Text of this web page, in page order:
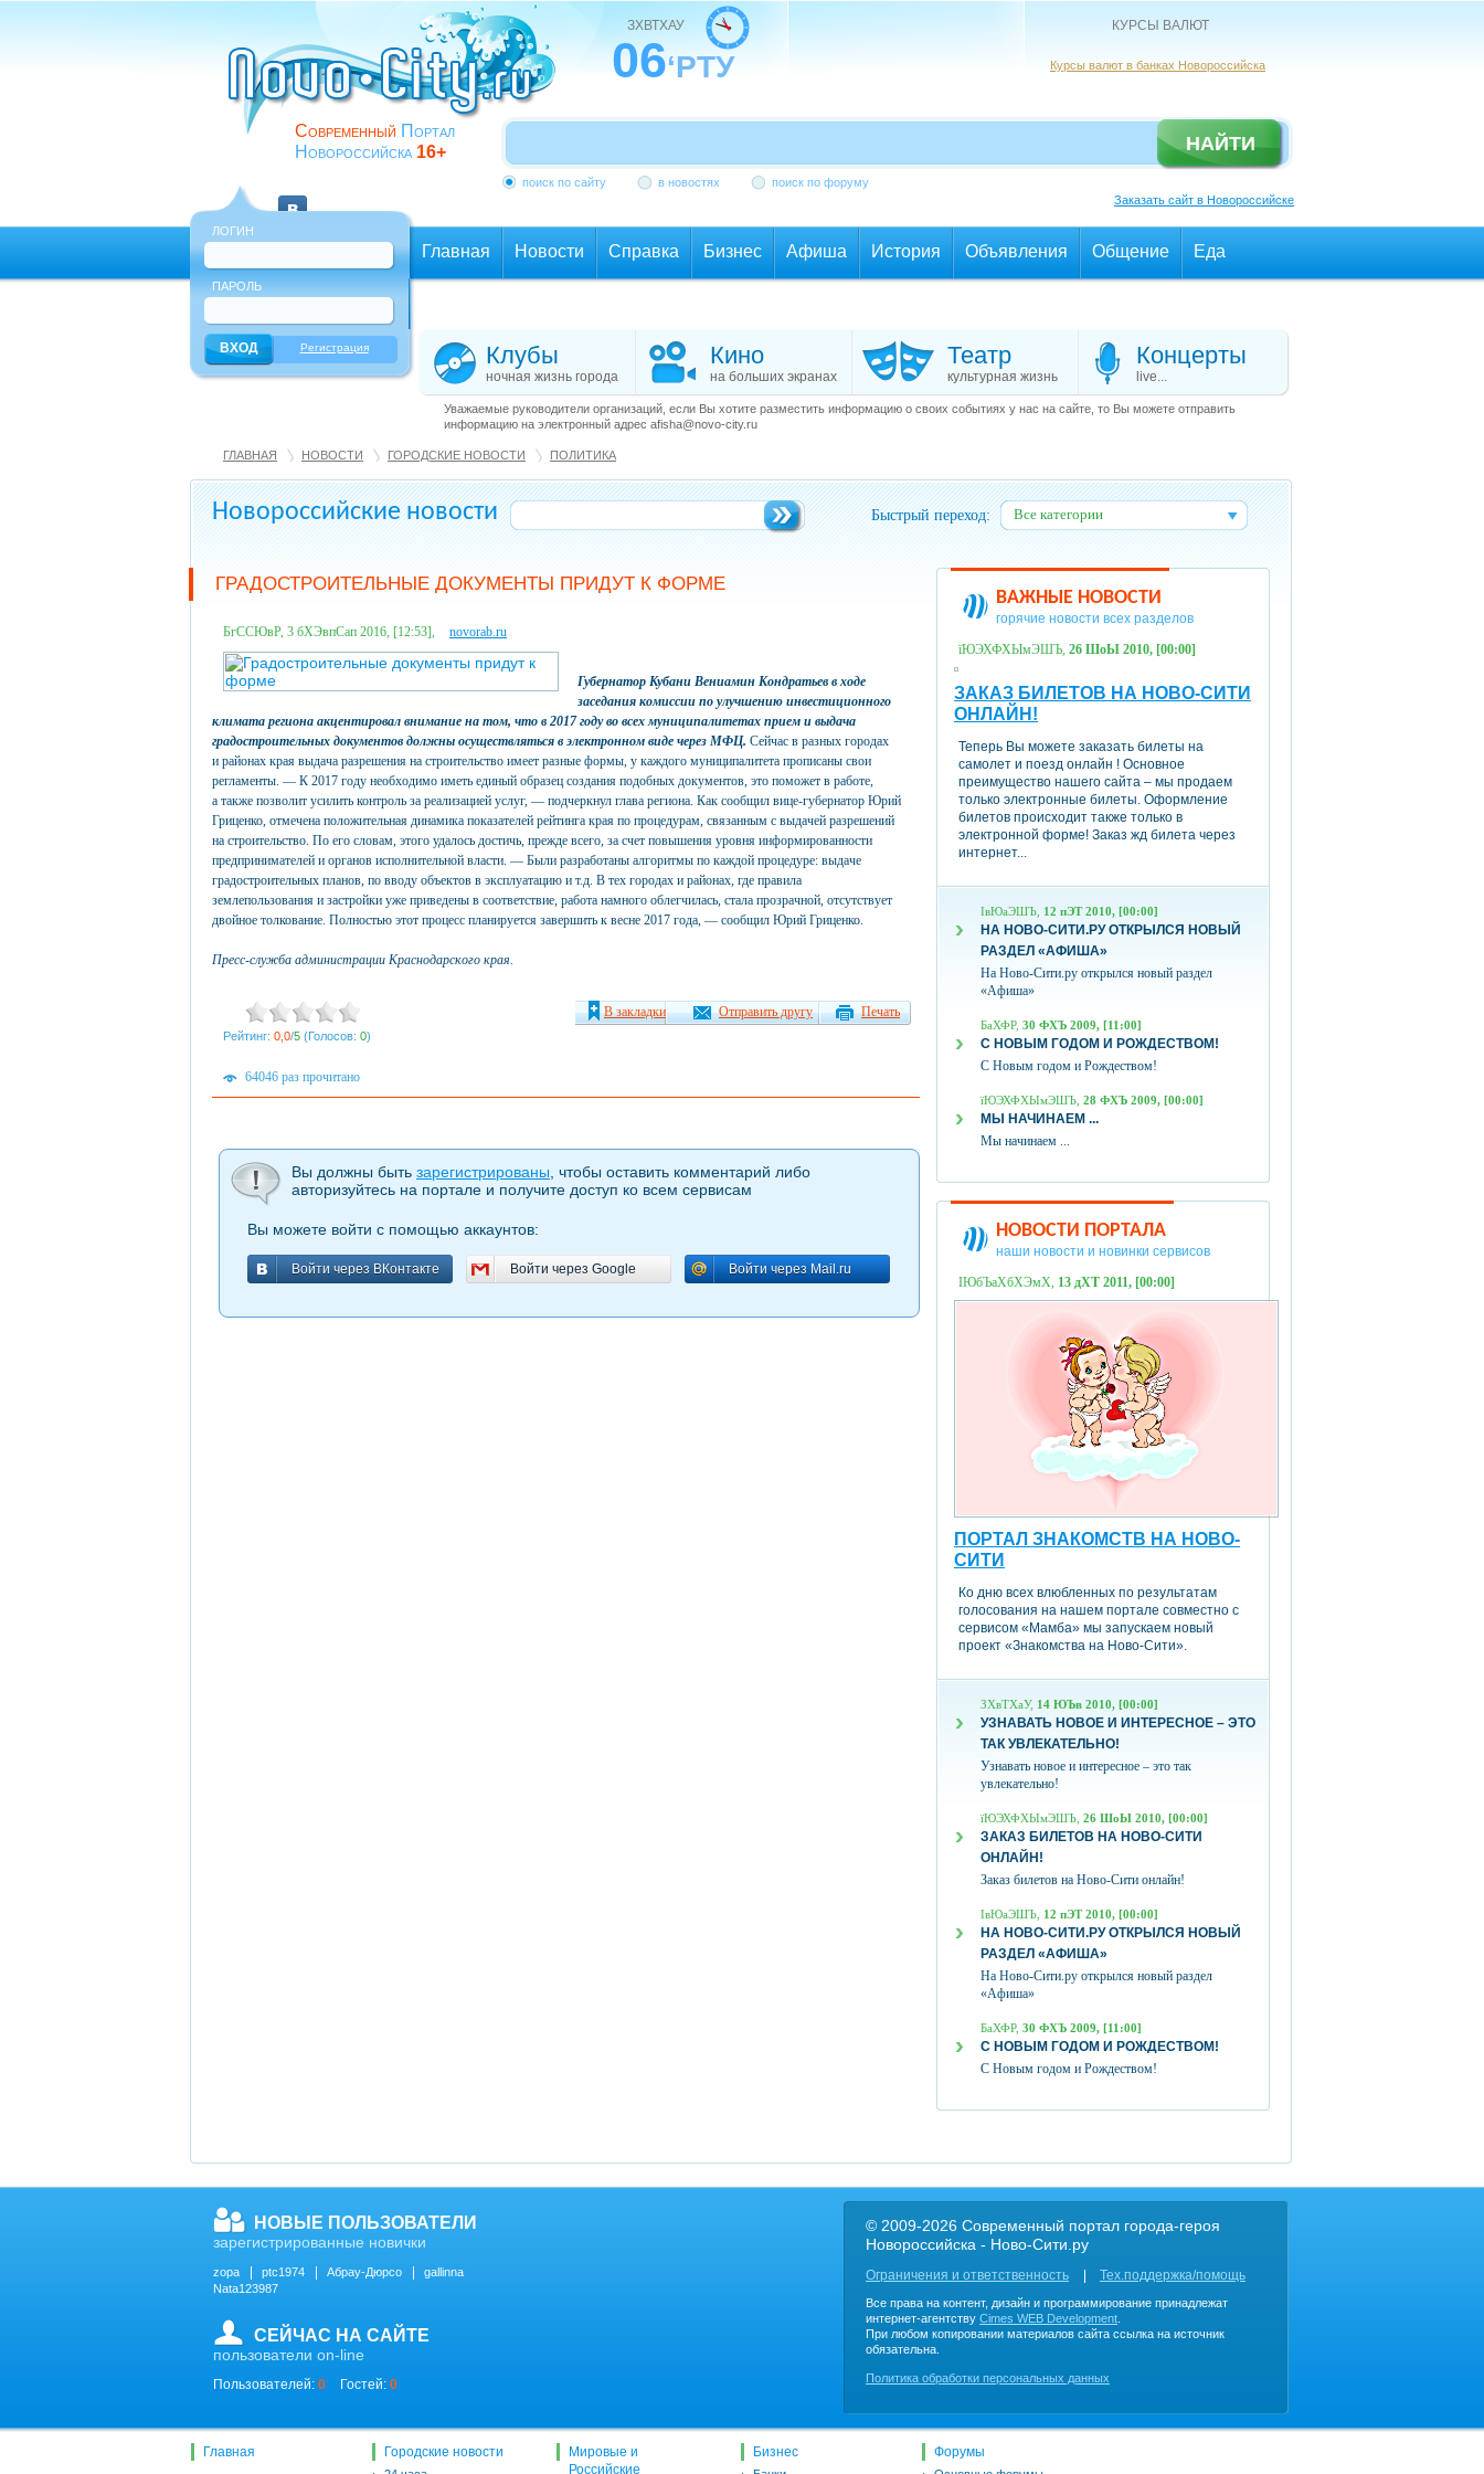
Современный Портал
Новороссийска 16+
ЗХВТХАУ
06‘РТУ
КУРСЫ ВАЛЮТ
Курсы валют в банках Новороссийска
поиск по сайту в новостях
поиск по форуму
Заказать сайт в Новороссийске
ЛОГИН
ПАРОЛЬ
Регистрация
Главная Новости Справка Бизнес Афиша История Объявления Общение Еда
Клубы
ночная жизнь города
Кино
на больших экранах
Театр
культурная жизнь
Концерты
live...
Уважаемые руководители организаций, если Вы хотите разместить информацию о своих событиях у нас на сайте, то Вы можете отправить
информацию на электронный адрес afisha@novo-city.ru
ГЛАВНАЯ НОВОСТИ ГОРОДСКИЕ НОВОСТИ ПОЛИТИКА
Новороссийские новости Быстрый переход: Все категории
ГРАДОСТРОИТЕЛЬНЫЕ ДОКУМЕНТЫ ПРИДУТ К ФОРМЕ
БгССЮвР, 3 бХЭвпСап 2016, [12:53], novorab.ru
Губернатор Кубани Вениамин Кондратьев в ходе
заседания комиссии по улучшению инвестиционного
климата региона акцентировал внимание на том, что в 2017 году во всех муниципалитетах прием и выдача
градостроительных документов должны осуществляться в электронном виде через МФЦ. Сейчас в разных городах
и районах края выдача разрешения на строительство имеет разные формы, у каждого муниципалитета прописаны свои
регламенты. — К 2017 году необходимо иметь единый образец создания подобных документов, это поможет в работе,
а также позволит усилить контроль за реализацией услуг, — подчеркнул глава региона. Как сообщил вице-губернатор Юрий
Гриценко, отмечена положительная динамика показателей рейтинга края по процедурам, связанным с выдачей разрешений
на строительство. По его словам, этого удалось достичь, прежде всего, за счет повышения уровня информированности
предпринимателей и органов исполнительной власти. — Были разработаны алгоритмы по каждой процедуре: выдаче
градостроительных планов, по вводу объектов в эксплуатацию и т.д. В тех городах и районах, где правила
землепользования и застройки уже приведены в соответствие, работа намного облегчилась, стала прозрачной, отсутствует
двойное толкование. Полностью этот процесс планируется завершить к весне 2017 года, — сообщил Юрий Гриценко.
Пресс-служба администрации Краснодарского края.
Рейтинг: 0,0/5 (Голосов: 0)
В закладки Отправить другу Печать
64046 раз прочитано
Вы должны быть зарегистрированы , чтобы оставить комментарий либо
авторизуйтесь на портале и получите доступ ко всем сервисам
Вы можете войти с помощью аккаунтов:
Войти через ВКонтакте
Войти через ВКонтакте Войти через Google
Войти через Google Войти через Mail.ru
Войти через Mail.ru
ВАЖНЫЕ НОВОСТИ
горячие новости всех разделов
їЮЭХФХЫмЭШЪ, 26 ШоЫ 2010, [00:00]
ЗАКАЗ БИЛЕТОВ НА НОВО-СИТИ
ОНЛАЙН!
Теперь Вы можете заказать билеты на
самолет и поезд онлайн ! Основное
преимущество нашего сайта – мы продаем
только электронные билеты. Оформление
билетов происходит также только в
электронной форме! Заказ жд билета через
интернет...
ІвЮаЭШЪ, 12 пЭТ 2010, [00:00]
НА НОВО-СИТИ.РУ ОТКРЫЛСЯ НОВЫЙ
РАЗДЕЛ «АФИША»
На Ново-Сити.ру открылся новый раздел
«Афиша»
БаХФР, 30 ФХЪ 2009, [11:00]
С НОВЫМ ГОДОМ И РОЖДЕСТВОМ!
С Новым годом и Рождеством!
їЮЭХФХЫмЭШЪ, 28 ФХЪ 2009, [00:00]
МЫ НАЧИНАЕМ ...
Мы начинаем ...
НОВОСТИ ПОРТАЛА
наши новости и новинки сервисов
ІЮбЪаХбХЭмХ, 13 дХТ 2011, [00:00]
ПОРТАЛ ЗНАКОМСТВ НА НОВО-
СИТИ
Ко дню всех влюбленных по результатам
голосования на нашем портале совместно с
сервисом «Мамба» мы запускаем новый
проект «Знакомства на Ново-Сити».
ЗХвТХаУ, 14 ЮЪв 2010, [00:00]
УЗНАВАТЬ НОВОЕ И ИНТЕРЕСНОЕ – ЭТО
ТАК УВЛЕКАТЕЛЬНО!
Узнавать новое и интересное – это так
увлекательно!
їЮЭХФХЫмЭШЪ, 26 ШоЫ 2010, [00:00]
ЗАКАЗ БИЛЕТОВ НА НОВО-СИТИ
ОНЛАЙН!
Заказ билетов на Ново-Сити онлайн!
ІвЮаЭШЪ, 12 пЭТ 2010, [00:00]
НА НОВО-СИТИ.РУ ОТКРЫЛСЯ НОВЫЙ
РАЗДЕЛ «АФИША»
На Ново-Сити.ру открылся новый раздел
«Афиша»
БаХФР, 30 ФХЪ 2009, [11:00]
С НОВЫМ ГОДОМ И РОЖДЕСТВОМ!
С Новым годом и Рождеством!
© 2009-2026 Современный портал города-героя
Новороссийска - Ново-Сити.ру
Ограничения и ответственность Тех.поддержка/помощь
Все права на контент, дизайн и программирование принадлежат
интернет-агентству Cimes WEB Development
При любом копировании материалов сайта ссылка на источник
обязательна.
Политика обработки персональных данных
НОВЫЕ ПОЛЬЗОВАТЕЛИ
зарегистрированные новички
zopa ptc1974 Абрау-Дюрсо
gallinna
Nata123987
СЕЙЧАС НА САЙТЕ
пользователи on-line
Пользователей: 0 Гостей: 0
Главная Городские новости
Мировые и
Российские
Бизнес Форумы